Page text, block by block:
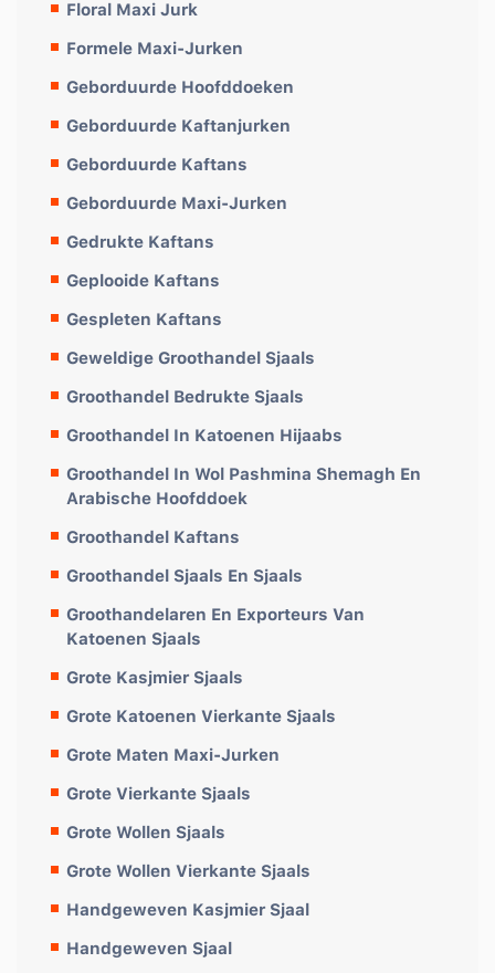
Floral Maxi Jurk
Formele Maxi-Jurken
Geborduurde Hoofddoeken
Geborduurde Kaftanjurken
Geborduurde Kaftans
Geborduurde Maxi-Jurken
Gedrukte Kaftans
Geplooide Kaftans
Gespleten Kaftans
Geweldige Groothandel Sjaals
Groothandel Bedrukte Sjaals
Groothandel In Katoenen Hijaabs
Groothandel In Wol Pashmina Shemagh En
Arabische Hoofddoek
Groothandel Kaftans
Groothandel Sjaals En Sjaals
Groothandelaren En Exporteurs Van
Katoenen Sjaals
Grote Kasjmier Sjaals
Grote Katoenen Vierkante Sjaals
Grote Maten Maxi-Jurken
Grote Vierkante Sjaals
Grote Wollen Sjaals
Grote Wollen Vierkante Sjaals
Handgeweven Kasjmier Sjaal
Handgeweven Sjaal